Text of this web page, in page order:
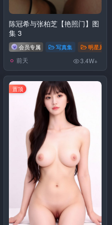
# 孟子义
陈冠希与张柏芝【艳照门】图
集 3
会员专属 写真集 明星原图
前天 3.4W+
置顶